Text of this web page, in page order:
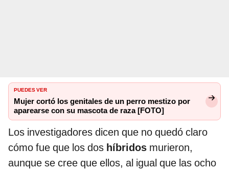
PUEDES VER
Mujer cortó los genitales de un perro mestizo por
aparearse con su mascota de raza [FOTO]
Los investigadores dicen que no quedó claro
cómo fue que los dos híbridos murieron,
aunque se cree que ellos, al igual que las ocho